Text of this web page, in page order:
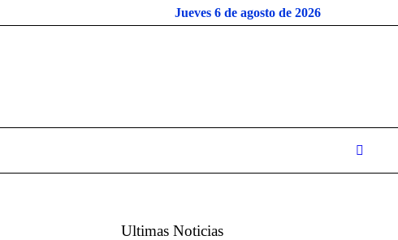
Jueves 6 de agosto de 2026
Ultimas Noticias